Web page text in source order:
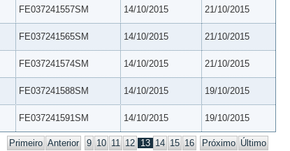
FE037241557SM 14/10/2015 21/10/2015
FE037241565SM 14/10/2015 21/10/2015
FE037241574SM 14/10/2015 21/10/2015
FE037241588SM 14/10/2015 19/10/2015
FE037241591SM 14/10/2015 19/10/2015
Primeiro Anterior 9 10 11 12 13 14 15 16 Próximo Último